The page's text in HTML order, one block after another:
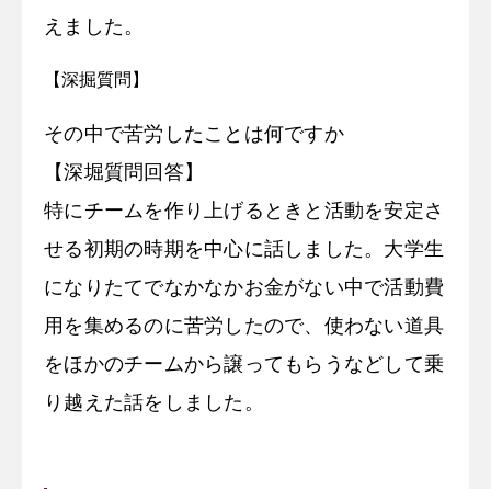
えました。
【深掘質問】
その中で苦労したことは何ですか
【深堀質問回答】
特にチームを作り上げるときと活動を安定さ
せる初期の時期を中心に話しました。大学生
になりたてでなかなかお金がない中で活動費
用を集めるのに苦労したので、使わない道具
をほかのチームから譲ってもらうなどして乗
り越えた話をしました。